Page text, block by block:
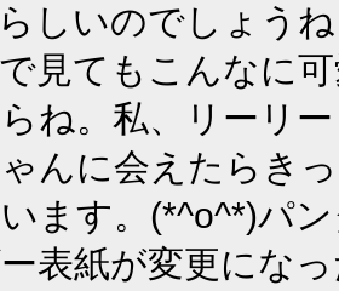
しいのでしょう
見てもこんなに
ね。私、リーリ
んに会えたらき
ます。(*^o^*)パ
表紙が変更にな